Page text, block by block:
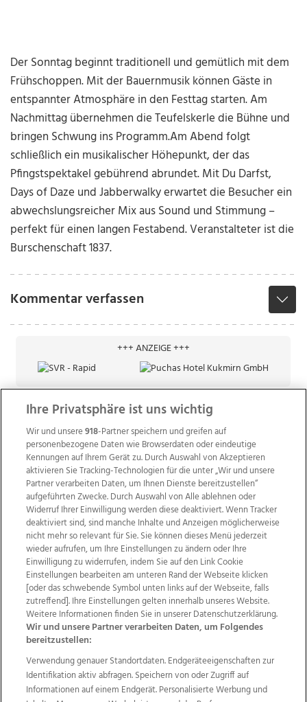
Der Sonntag beginnt traditionell und gemütlich mit dem
Frühschoppen. Mit der Bauernmusik können Gäste in
entspannter Atmosphäre in den Festtag starten. Am
Nachmittag übernehmen die Teufelskerle die Bühne und
bringen Schwung ins Programm.Am Abend folgt
schließlich ein musikalischer Höhepunkt, der das
Pfingstspektakel gebührend abrundet. Mit Du Darfst,
Days of Daze und Jabberwalky erwartet die Besucher ein
abwechslungsreicher Mix aus Sound und Stimmung –
perfekt für einen langen Festabend. Veranstalteter ist die
Burschenschaft 1837.
Kommentar verfassen
+++ ANZEIGE +++
Wir über uns Mediadaten Kontakt
Jobs
Datenschutz
Impressum
AGB Anzeigekunden
AGB Website
Ehrenkodex Politische Werbung
Weitere Angebote des Medienhauses Wimmer
TV1 di-mog-i.at OÖNow
Ischler Woche
Life Radio
OÖNachrichten OÖN Immobilien
Ihre Privatsphäre ist uns wichtig
Wir und unsere918-Partner speichern und greifen auf
personenbezogene Daten wie Browserdaten oder eindeutige
Kennungen auf Ihrem Gerät zu. Durch Auswahl von Akzeptieren
aktivieren Sie Tracking-Technologien für die unter „Wir und unsere
Partner verarbeiten Daten, um Ihnen Dienste bereitzustellen“
aufgeführten Zwecke. Durch Auswahl von Alle ablehnen oder
Widerruf Ihrer Einwilligung werden diese deaktiviert. Wenn Tracker
deaktiviert sind, sind manche Inhalte und Anzeigen möglicherweise
nicht mehr so relevant für Sie. Sie können dieses Menü jederzeit
wieder aufrufen, um Ihre Einstellungen zu ändern oder Ihre
Einwilligung zu widerrufen, indem Sie auf den Link Cookie
Einstellungen bearbeiten am unteren Rand der Webseite klicken
[oder das schwebende Symbol unten links auf der Webseite, falls
zutreffend]. Ihre Einstellungen gelten innerhalb unseres Website.
Weitere Informationen finden Sie in unserer Datenschutzerklärung.
Wir und unsere Partner verarbeiten Daten, um Folgendes
bereitzustellen:
Verwendung genauer Standortdaten. Endgeräteeigenschaften zur
Identifikation aktiv abfragen. Speichern von oder Zugriff auf
Informationen auf einem Endgerät. Personalisierte Werbung und